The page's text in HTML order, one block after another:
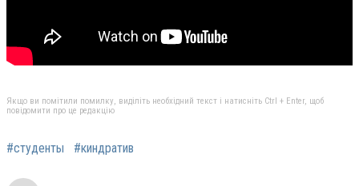
Якщо ви помітили помилку, виділіть необхідний текст і натисніть Ctrl + Enter, щоб
повідомити про це редакцію
#студенты #киндратив